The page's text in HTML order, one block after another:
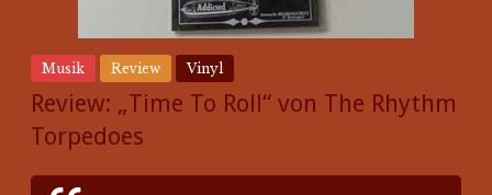
Musik Review Vinyl
Review: „Time To Roll“ von The Rhythm
Torpedoes